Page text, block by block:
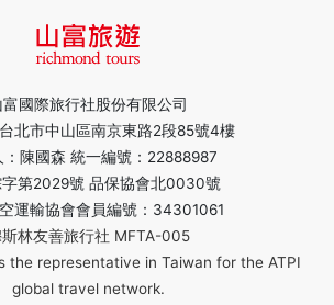
富國際旅行社股份有限公司
北市中山區南京東路2段85號4樓
：陳國森 統一編號：22888987
第2029號 品保協會北0030號
運輸協會會員編號：34301061
林友善旅行社 MFTA-005
the representative in Taiwan for the ATPI
global travel network.